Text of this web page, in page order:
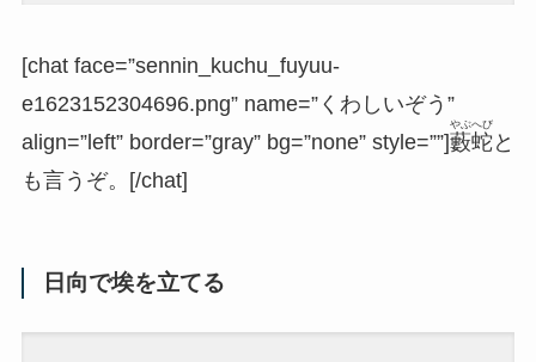
[chat face=”sennin_kuchu_fuyuu-
e1623152304696.png” name=”くわしいぞう”
align=”left” border=”gray” bg=”none” style=””]藪蛇
やぶへび
と
も言うぞ。[/chat]
日向で埃を立てる